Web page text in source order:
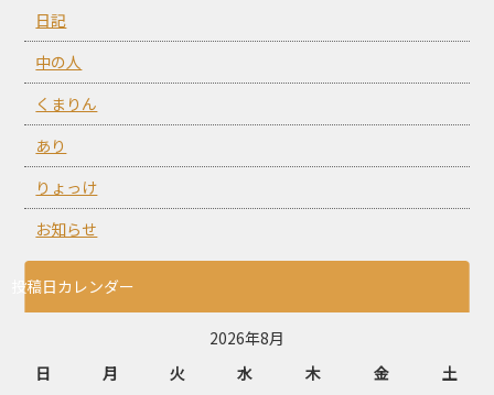
日記
中の人
くまりん
あり
りょっけ
お知らせ
投稿日カレンダー
2026年8月
日
月 火 水 木 金
土